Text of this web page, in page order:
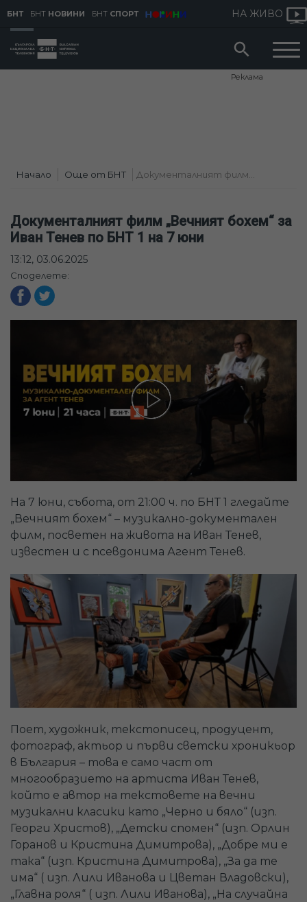
БНТ БНТ НОВИНИ БНТ СПОРТ НА ЖИВО
Реклама
Начало Още от БНТ Документалният филм...
Документалният филм „Вечният бохем“ за
Иван Тенев по БНТ 1 на 7 юни
13:12, 03.06.2025
Споделете:
На 7 юни, събота, от 21:00 ч. по БНТ 1 гледайте
„Вечният бохем“ – музикално-документален
филм, посветен на живота на Иван Тенев,
известен и с псевдонима Агент Тенев.
Поет, художник, текстописец, продуцент,
фотограф, актьор и първи светски хроникьор
в България – това е само част от
многообразието на артиста Иван Тенев,
който е автор на текстовете на вечни
музикални класики като „Черно и бяло“ (изп.
Георги Христов), „Детски спомен“ (изп. Орлин
Горанов и Кристина Димитрова), „Добре ми е
така“ (изп. Кристина Димитрова), „За да те
има“ ( изп. Лили Иванова и Цветан Владовски),
„Главна роля“ ( изп. Лили Иванова), „На случайна